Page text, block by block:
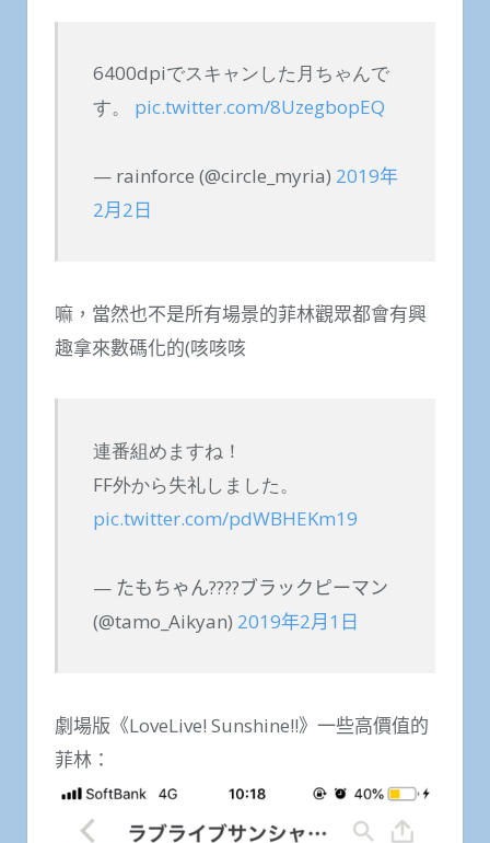
6400dpiでスキャンした月ちゃんで
す。 pic.twitter.com/8UzegbopEQ
— rainforce (@circle_myria) 2019年
2月2日
嘛，當然也不是所有場景的菲林觀眾都會有興
趣拿來數碼化的(咳咳咳
連番組めますね！
FF外から失礼しました。
pic.twitter.com/pdWBHEKm19
— たもちゃん????ブラックピーマン
(@tamo_Aikyan) 2019年2月1日
劇場版《LoveLive! Sunshine!!》一些高價值的
菲林：